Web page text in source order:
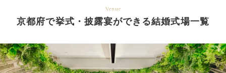
Venue
京都府で挙式・披露宴ができる結婚式場一覧